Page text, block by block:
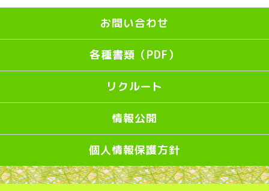
お問い合わせ
各種書類（PDF）
リクルート
情報公開
個人情報保護方針